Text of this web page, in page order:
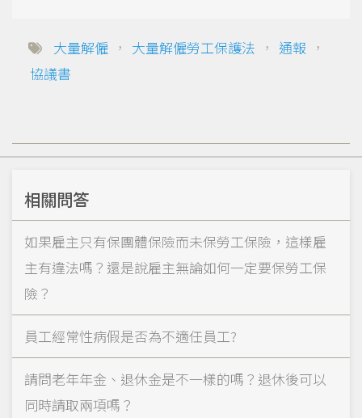
大量解僱 ， 大量解僱勞工保護法 ， 通報 ，
協議書
相關問答
如果雇主只有保團體保險而未保勞工保險，這樣雇
主有違法嗎？還是說雇主無論如何一定要保勞工保
險？
員工經常性病假是否為不適任員工?
請問老年年金、退休金是不一樣的嗎？退休後可以
同時請取兩項嗎？